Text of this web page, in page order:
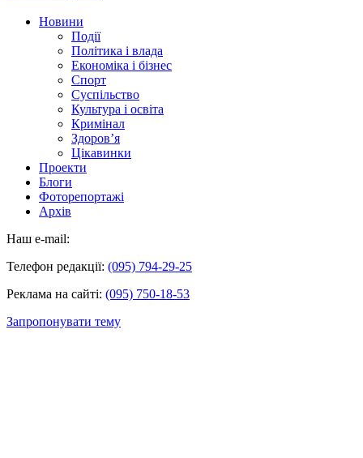
Новини
Події
Політика і влада
Економіка і бізнес
Спорт
Суспільство
Культура і освіта
Кримінал
Здоров’я
Цікавинки
Проекти
Блоги
Фоторепортажі
Архів
Наш e-mail:
Телефон редакції: (095) 794-29-25
Реклама на сайті: (095) 750-18-53
Запропонувати тему